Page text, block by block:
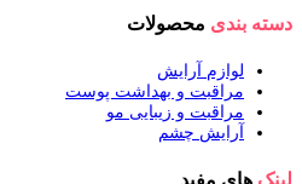
دسته بندی محصولات
لوازم آرایش
مراقبت و بهداشت پوست
مراقبت و زیبایی مو
آرایش چشم